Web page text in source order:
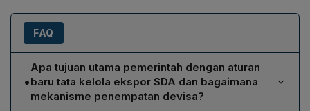
FAQ
•
Apa tujuan utama pemerintah dengan aturan
baru tata kelola ekspor SDA dan bagaimana
mekanisme penempatan devisa?